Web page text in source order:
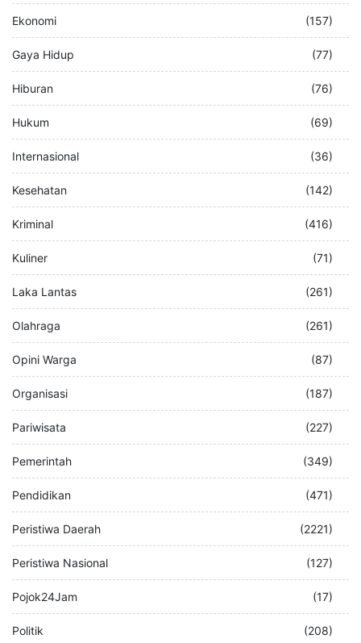
Ekonomi (157)
Gaya Hidup (77)
Hiburan (76)
Hukum (69)
Internasional (36)
Kesehatan (142)
Kriminal (416)
Kuliner (71)
Laka Lantas (261)
Olahraga (261)
Opini Warga (87)
Organisasi (187)
Pariwisata (227)
Pemerintah (349)
Pendidikan (471)
Peristiwa Daerah (2221)
Peristiwa Nasional (127)
Pojok24Jam (17)
Politik (208)